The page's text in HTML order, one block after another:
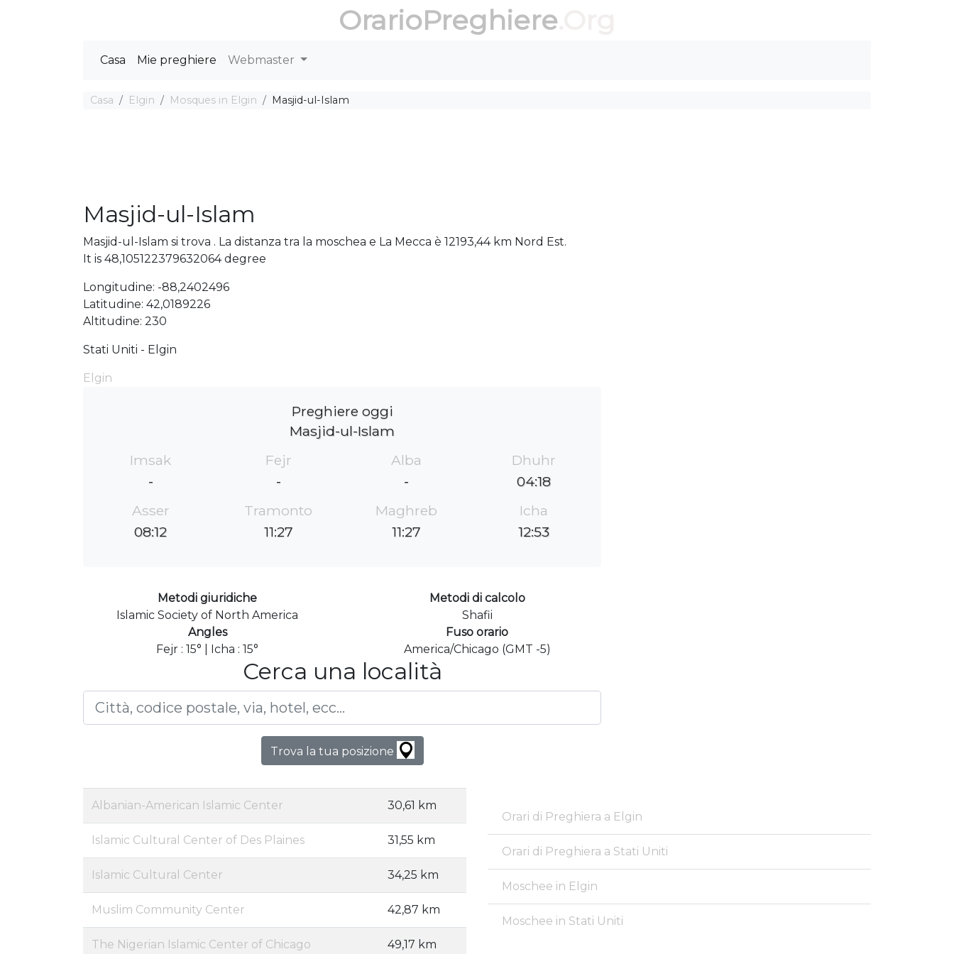
OrarioPreghiere
Casa Mie preghiere Webmaster
Casa Elgin Mosques in Elgin Masjid-ul-Islam
Masjid-ul-Islam
Masjid-ul-Islam si trova . La distanza tra la moschea e La Mecca è 12193,44 km Nord Est.
It is 48,105122379632064 degree
Longitudine: -88,2402496
Latitudine: 42,0189226
Altitudine: 230
Stati Uniti - Elgin
Elgin
Preghiere oggi
Masjid-ul-Islam
Imsak
-
Fejr
-
Alba
-
Dhuhr
04:18
Asser
08:12
Tramonto
11:27
Maghreb
11:27
Icha
12:53
Metodi giuridiche
Islamic Society of North America
Metodi di calcolo
Shafii
Angles
Fejr : 15° | Icha : 15°
Fuso orario
America/Chicago (GMT -5)
Cerca una località
Trova la tua posizione
Albanian-American Islamic Center 30,61 km
Islamic Cultural Center of Des Plaines 31,55 km
Islamic Cultural Center 34,25 km
Muslim Community Center 42,87 km
The Nigerian Islamic Center of Chicago 49,17 km
Orari di Preghiera a Elgin
Orari di Preghiera a Stati Uniti
Moschee in Elgin
Moschee in Stati Uniti